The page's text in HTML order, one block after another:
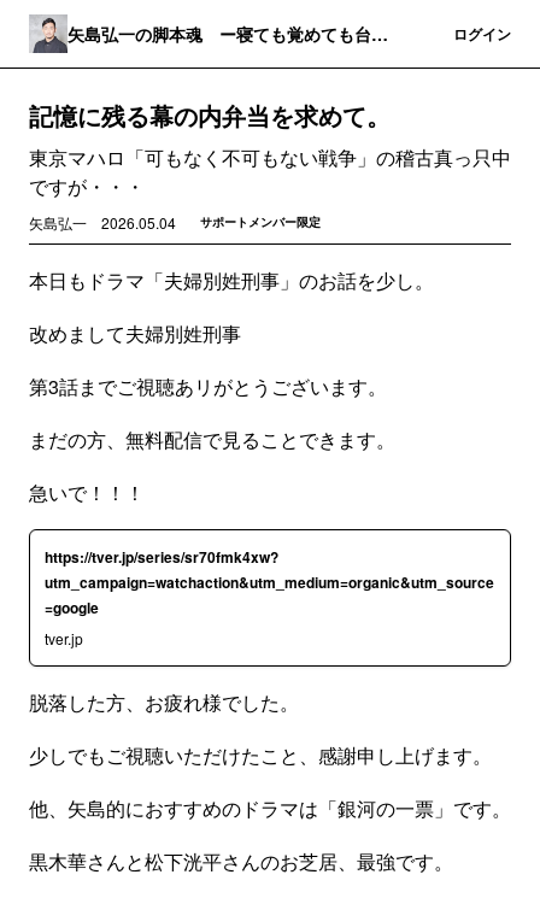
矢島弘一の脚本魂 ー寝ても覚めても台詞
ログイン
記憶に残る幕の内弁当を求めて。
東京マハロ「可もなく不可もない戦争」の稽古真っ只中
ですが・・・
矢島弘一 2026.05.04 サポートメンバー限定
本日もドラマ「夫婦別姓刑事」のお話を少し。
改めまして夫婦別姓刑事
第3話までご視聴あリがとうございます。
まだの方、無料配信で見ることできます。
急いで！！！
https://tver.jp/series/sr70fmk4xw?
utm_campaign=watchaction&utm_medium=organic&utm_source
=google
tver.jp
脱落した方、お疲れ様でした。
少しでもご視聴いただけたこと、感謝申し上げます。
他、矢島的におすすめのドラマは「銀河の一票」です。
黒木華さんと松下洸平さんのお芝居、最強です。